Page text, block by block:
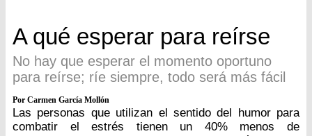
A qué esperar para reírse
No hay que esperar el momento oportuno
para reírse; ríe siempre, todo será más fácil
Por Carmen García Mollón
Las personas que utilizan el sentido del humor para
combatir el estrés tienen un 40% menos de